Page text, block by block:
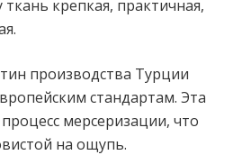
ткань крепкая, практичная,
производства Турции
стандартам. Эта
мерсеризации, что
на ощупь.